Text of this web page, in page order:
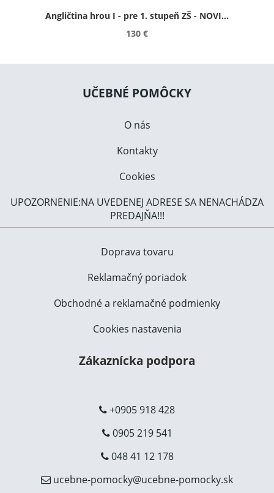
Angličtina hrou I - pre 1. stupeň ZŠ - NOVI...
130 €
UČEBNÉ POMÔCKY
O nás
Kontakty
Cookies
UPOZORNENIE:NA UVEDENEJ ADRESE SA NENACHÁDZA
PREDAJŇA!!!
Doprava tovaru
Reklamačný poriadok
Obchodné a reklamačné podmienky
Cookies nastavenia
Zákaznícka podpora
+0905 918 428
0905 219 541
048 41 12 178
ucebne-pomocky@ucebne-pomocky.sk